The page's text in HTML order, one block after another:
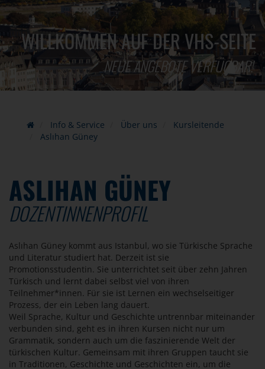
WILLKOMMEN AUF DER VHS-SEITE
NEUE ANGEBOTE VERFÜGBAR!
Info & Service Über uns
Kursleitende
Aslıhan Güney
ASLIHAN GÜNEY
DOZENTINNENPROFIL
Aslıhan Güney kommt aus Istanbul, wo sie Türkische Sprache
und Literatur studiert hat. Derzeit ist sie
Promotionsstudentin. Sie unterrichtet seit über zehn Jahren
Türkisch und lernt dabei selbst viel von ihren
Teilnehmer*innen. Für sie ist Lernen ein wechselseitiger
Prozess, der ein Leben lang dauert.
Weil Sprache, Kultur und Geschichte untrennbar miteinander
verbunden sind, geht es in ihren Kursen nicht nur um
Grammatik, sondern auch um die faszinierende Welt der
türkischen Kultur. Gemeinsam mit ihren Gruppen taucht sie
in Traditionen, Geschichte und Geschichten ein, um die